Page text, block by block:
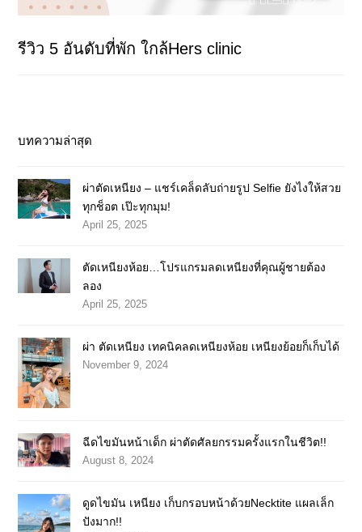
รีวิว 5 อันดับที่พัก ใกล้Hers clinic
บทความล่าสุด
ผ่าตัดเหนียง – แชร์เคล็ดลับถ่ายรูป Selfie ยังไงให้สวย
ทุกช็อต เป๊ะทุกมุม!
April 25, 2025
ตัดเหนียงห้อย…โปรแกรมลดเหนียงที่คุณผู้ชายต้อง
ลอง
April 25, 2025
ผ่า ตัดเหนียง เทคนิคลดเหนียงห้อย เหนียงย้อยก็เก็บได้
November 9, 2024
ฉีดไขมันหน้าเด็ก ผ่าตัดศัลยกรรมครั้งแรกในชีวิต!!
August 8, 2024
ดูดไขมัน เหนียง เก็บกรอบหน้าด้วยNecktite แผลเล็ก
ปังมาก!!